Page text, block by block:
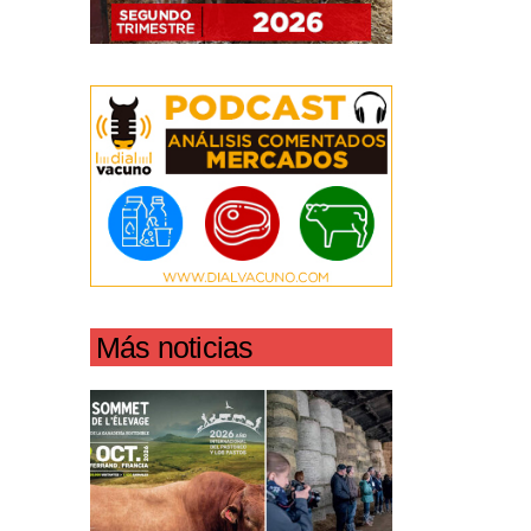
Más noticias